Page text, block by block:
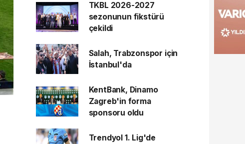
TKBL 2026-2027
sezonunun fikstürü
çekildi
Salah, Trabzonspor için
İstanbul'da
KentBank, Dinamo
Zagreb'in forma
sponsoru oldu
Trendyol 1. Lig'de